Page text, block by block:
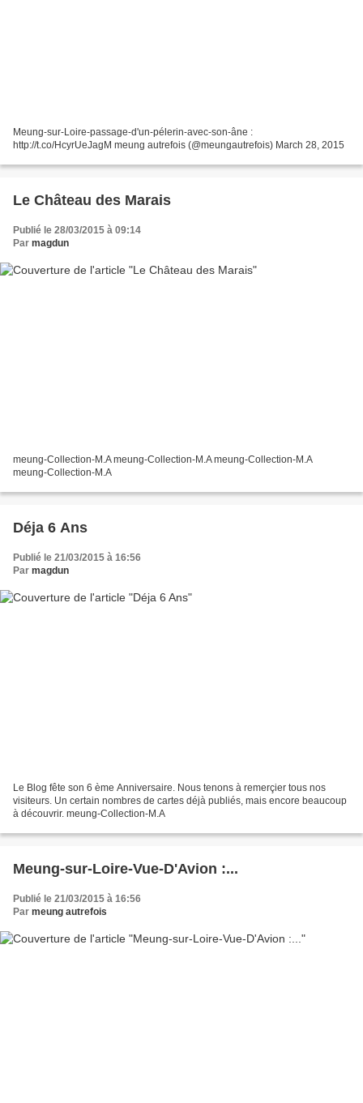
Meung-sur-Loire-passage-d'un-pélerin-avec-son-âne :
http://t.co/HcyrUeJagM meung autrefois (@meungautrefois) March 28, 2015
Le Château des Marais
Publié le 28/03/2015 à 09:14
Par magdun
meung-Collection-M.A meung-Collection-M.A meung-Collection-M.A
meung-Collection-M.A
Déja 6 Ans
Publié le 21/03/2015 à 16:56
Par magdun
Le Blog fête son 6 ème Anniversaire. Nous tenons à remerçier tous nos
visiteurs. Un certain nombres de cartes déjà publiés, mais encore beaucoup
à découvrir. meung-Collection-M.A
Meung-sur-Loire-Vue-D'Avion :...
Publié le 21/03/2015 à 16:56
Par meung autrefois